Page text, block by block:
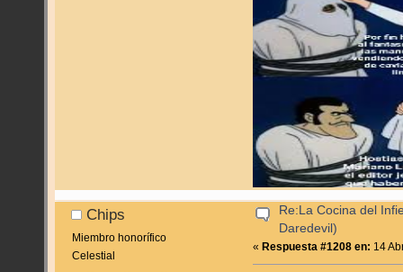
Chips
Miembro honorífico
Celestial
Re:La Cocina del
Daredevil)
« Respuesta #1208 en: 14